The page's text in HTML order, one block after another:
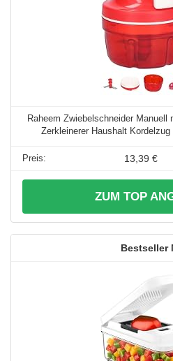
Raheem Zwiebelschneider Manuell
Zerkleinerer Haushalt
13,39 €
ZUM TOP